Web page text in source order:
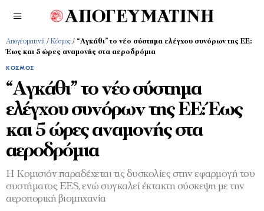
Απογευματινή / Κόσμος / “Αγκάθι” το νέο σύστημα ελέγχου συνόρων της ΕΕ:
Έως και 5 ώρες αναμονής στα αεροδρόμια
ΚΌΣΜΟΣ
“Αγκάθι” το νέο σύστημα
ελέγχου συνόρων της ΕΕ: Έως
και 5 ώρες αναμονής στα
αεροδρόμια
Η Κομισιόν παραδέχεται τις δυσκολίες στην εφαρμογή του
συστήματος EES, ενώ συγκαλεί έκτακτη σύσκεψη με την
αεροπορική βιομηχανία